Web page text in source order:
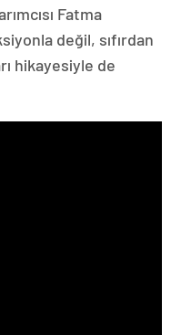
Fatma
değil, sıfırdan
hikayesiyle de